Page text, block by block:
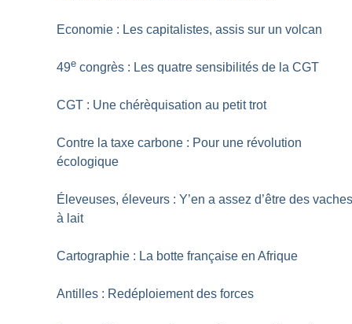
Economie : Les capitalistes, assis sur un volcan
49e congrès : Les quatre sensibilités de la CGT
CGT : Une chérèquisation au petit trot
Contre la taxe carbone : Pour une révolution
écologique
Éleveuses, éleveurs : Y’en a assez d’être des
à lait
Cartographie : La botte française en Afrique
Antilles : Redéploiement des forces